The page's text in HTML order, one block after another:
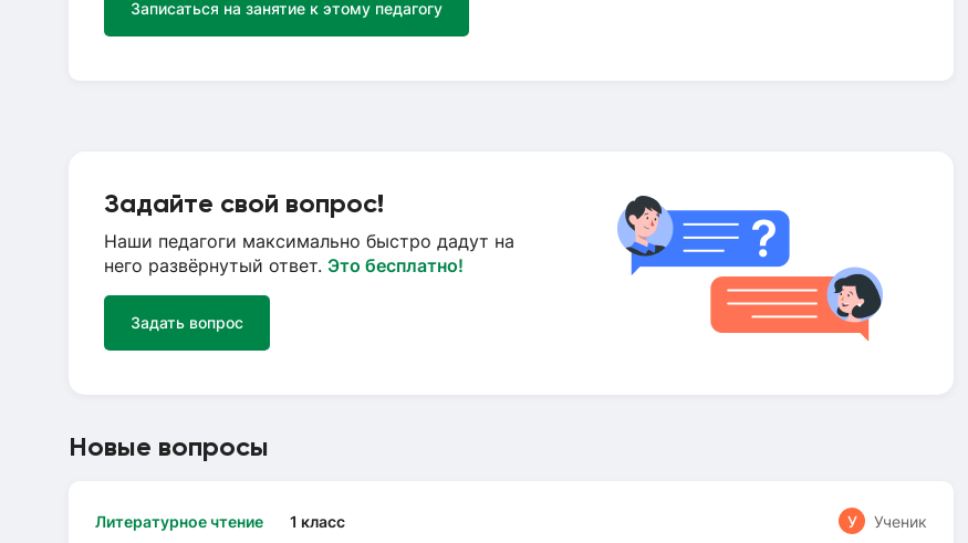
Записаться на занятие к этому педагогу
Задайте свой вопрос!
Наши педагоги максимально быстро дадут на
него развёрнутый ответ. Это бесплатно!
Задать вопрос
Новые вопросы
Литературное чтение 1 класс У Ученик